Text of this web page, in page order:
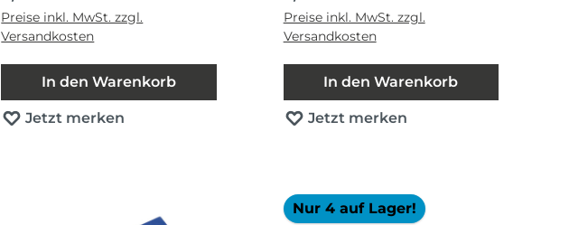
Preise inkl. MwSt. zzgl.
Versandkosten
In den Warenkorb
Jetzt merken
Preise inkl. MwSt. zzgl.
Versandkosten
In den Warenkorb
Jetzt merken
Nur 4 auf Lager!